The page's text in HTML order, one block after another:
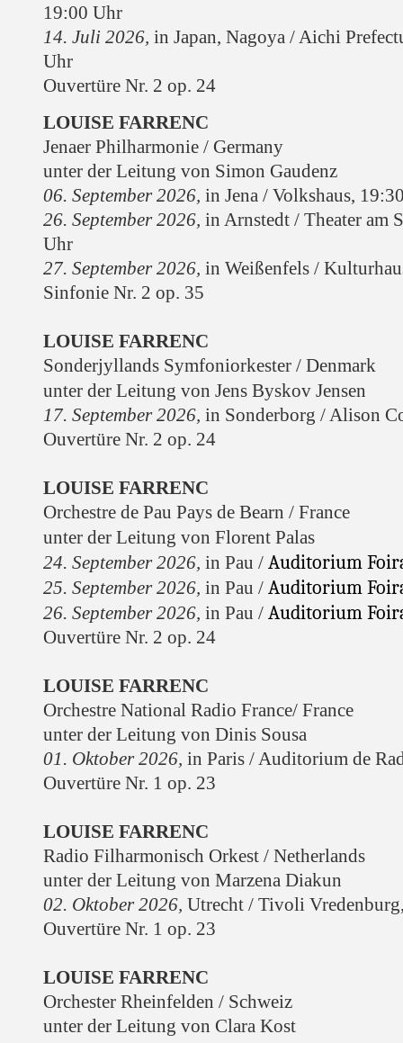
19:00 Uhr
14. Juli 2026, in Japan, Nagoya / Aichi
Uhr
Ouvertüre Nr. 2 op. 24
LOUISE FARRENC
Jenaer Philharmonie / Germany
unter der Leitung von Simon Gaudenz
06. September 2026, in Jena / Volkshaus,
26. September 2026, in Arnstedt / Theater am
Uhr
27. September 2026, in Weißenfels /
Sinfonie Nr. 2 op. 35
LOUISE FARRENC
Sonderjyllands Symfoniorkester / Denmark
unter der Leitung von Jens Byskov Jensen
17. September 2026, in Sonderborg / Alison
Ouvertüre Nr. 2 op. 24
LOUISE FARRENC
Orchestre de Pau Pays de Bearn / France
unter der Leitung von Florent Palas
24. September 2026, in Pau / Auditorium
25. September 2026, in Pau / Auditorium
26. September 2026, in Pau / Auditorium
Ouvertüre Nr. 2 op. 24
LOUISE FARRENC
Orchestre National Radio France/ France
unter der Leitung von Dinis Sousa
01. Oktober 2026, in Paris / Auditorium de
Ouvertüre Nr. 1 op. 23
LOUISE FARRENC
Radio Filharmonisch Orkest / Netherlands
unter der Leitung von Marzena Diakun
02. Oktober 2026, Utrecht / Tivoli
Ouvertüre Nr. 1 op. 23
LOUISE FARRENC
Orchester Rheinfelden / Schweiz
unter der Leitung von Clara Kost